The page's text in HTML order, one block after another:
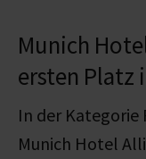
Munich
ersten Platz
In der Kategorie
Munich Hotel